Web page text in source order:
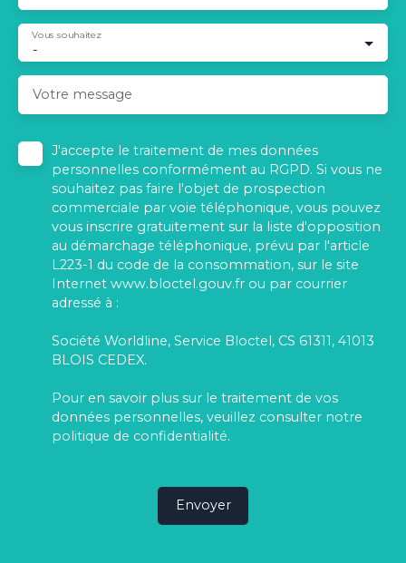
-
Vous souhaitez
Votre message
J'accepte le traitement de mes données
personnelles conformément au RGPD. Si vous ne
souhaitez pas faire l'objet de prospection
commerciale par voie téléphonique, vous pouvez
vous inscrire gratuitement sur la liste d'opposition
au démarchage téléphonique, prévu par l'article
L223-1 du code de la consommation, sur le site
Internet www.bloctel.gouv.fr ou par courrier
adressé à :
Société Worldline, Service Bloctel, CS 61311, 41013
BLOIS CEDEX.
Pour en savoir plus sur le traitement de vos
données personnelles, veuillez consulter notre
politique de confidentialité.
Envoyer